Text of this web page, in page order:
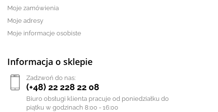
Moje zamówienia
Moje adresy
Moje informacje osobiste
Informacja o sklepie
Zadzwoń do nas:
(+48) 22 228 22 08
Biuro obsługi klienta pracuje od poniedziałku do
piątku w godzinach 8:00 - 16:00